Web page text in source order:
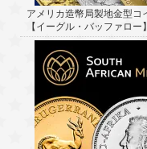
アメリカ造幣局製地金型コ
【イーグル・バッファロー】